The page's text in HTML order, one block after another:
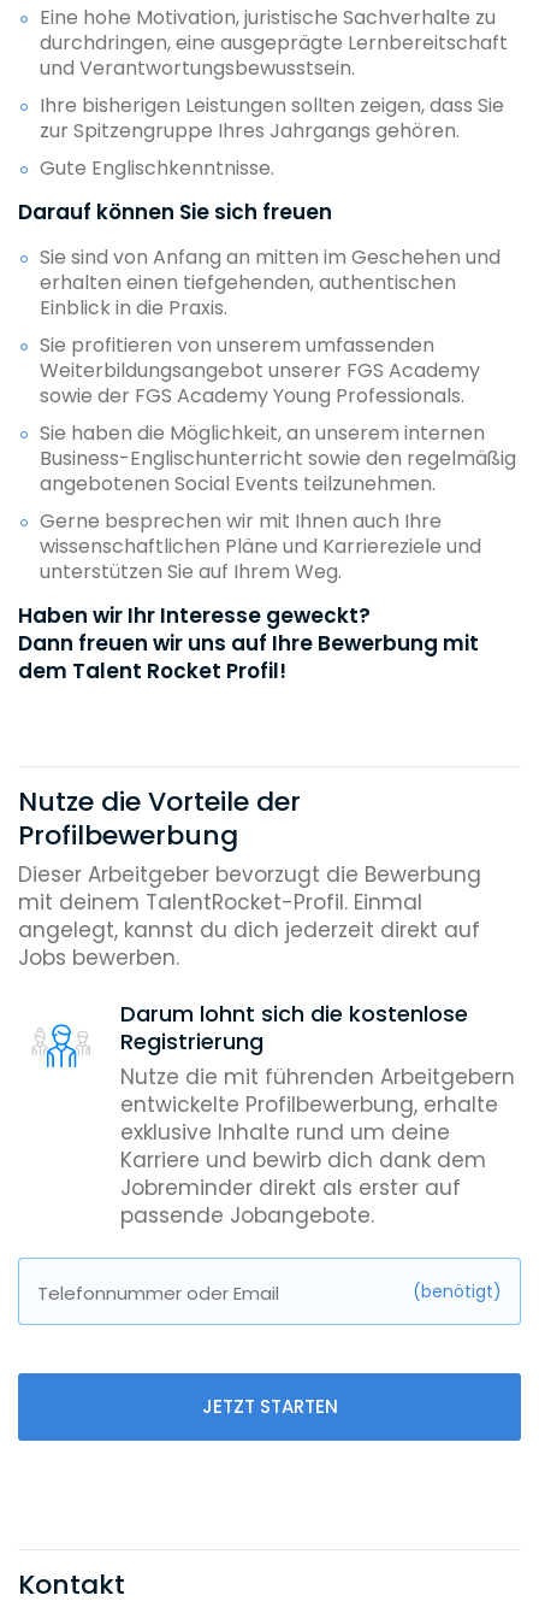
Eine hohe Motivation, juristische Sachverhalte zu
durchdringen, eine ausgeprägte Lernbereitschaft
und Verantwortungsbewusstsein.
Ihre bisherigen Leistungen sollten zeigen, dass Sie
zur Spitzengruppe Ihres Jahrgangs gehören.
Gute Englischkenntnisse.
Darauf können Sie sich freuen
Sie sind von Anfang an mitten im Geschehen und
erhalten einen tiefgehenden, authentischen
Einblick in die Praxis.
Sie profitieren von unserem umfassenden
Weiterbildungsangebot unserer FGS Academy
sowie der FGS Academy Young Professionals.
Sie haben die Möglichkeit, an unserem internen
Business-Englischunterricht sowie den regelmäßig
angebotenen Social Events teilzunehmen.
Gerne besprechen wir mit Ihnen auch Ihre
wissenschaftlichen Pläne und Karriereziele und
unterstützen Sie auf Ihrem Weg.
Haben wir Ihr Interesse geweckt?
Dann freuen wir uns auf Ihre Bewerbung mit
dem Talent Rocket Profil!
Nutze die Vorteile der
Profilbewerbung
Dieser Arbeitgeber bevorzugt die Bewerbung
mit deinem TalentRocket-Profil. Einmal
angelegt, kannst du dich jederzeit direkt auf
Jobs bewerben.
Darum lohnt sich die kostenlose
Registrierung
Nutze die mit führenden Arbeitgebern
entwickelte Profilbewerbung, erhalte
exklusive Inhalte rund um deine
Karriere und bewirb dich dank dem
Jobreminder direkt als erster auf
passende Jobangebote.
Telefonnummer oder Email (benötigt)
JETZT STARTEN
Kontakt